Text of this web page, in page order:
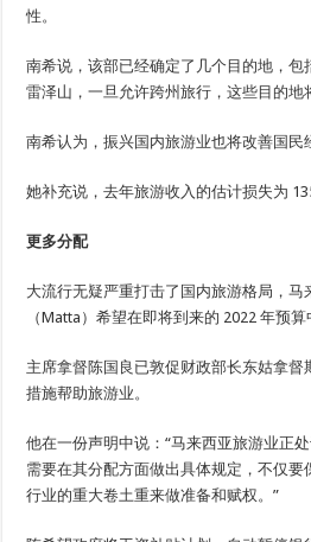
性。
南希说，该部已经确定了几个目的地，
雷泽山，一旦允许跨州旅行，这些目的地
南希认为，振兴国内旅游业也将改善国民
她补充说，去年旅游收入的估计损失为
更多分配
大流行无疑严重打击了国内旅游格局，马
（Matta）希望在即将到来的 2022 年预
主席拿督陈国良已敦促财政部长东姑拿
措施帮助旅游业。
他在一份声明中说：“马来西亚旅游业正
需要在其分配方面做出具体规定，不仅
行业的重大卷土重来做准备和赋权。”